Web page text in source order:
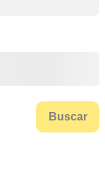
Buscar